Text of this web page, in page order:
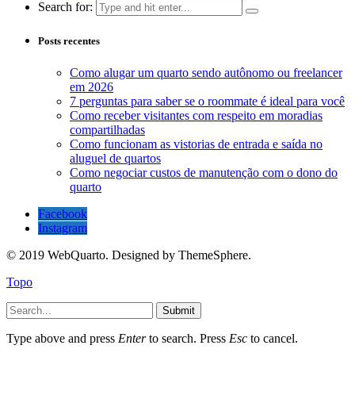
Search for:
Posts recentes
Como alugar um quarto sendo autônomo ou freelancer
em 2026
7 perguntas para saber se o roommate é ideal para você
Como receber visitantes com respeito em moradias
compartilhadas
Como funcionam as vistorias de entrada e saída no
aluguel de quartos
Como negociar custos de manutenção com o dono do
quarto
Facebook
Instagram
© 2019 WebQuarto. Designed by ThemeSphere.
Topo
Submit
Type above and press Enterto search. Press Esc to cancel.